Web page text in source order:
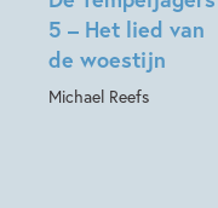
5 – Het lied van
de woestijn
Michael Reefs